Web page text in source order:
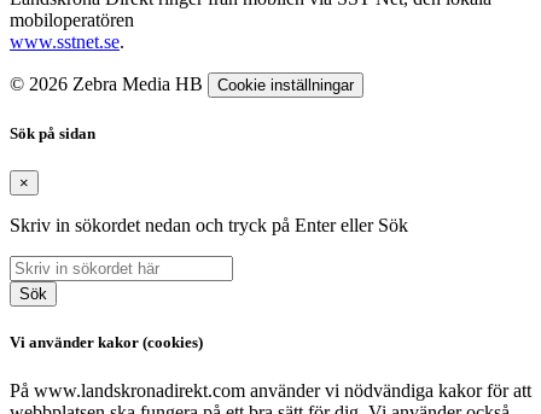
mobiloperatören
www.sstnet.se.
© 2026 Zebra Media HB Cookie inställningar
Sök på sidan
×
Skriv in sökordet nedan och tryck på Enter eller Sök
Sök
Vi använder kakor (cookies)
På www.landskronadirekt.com använder vi nödvändiga kakor för att